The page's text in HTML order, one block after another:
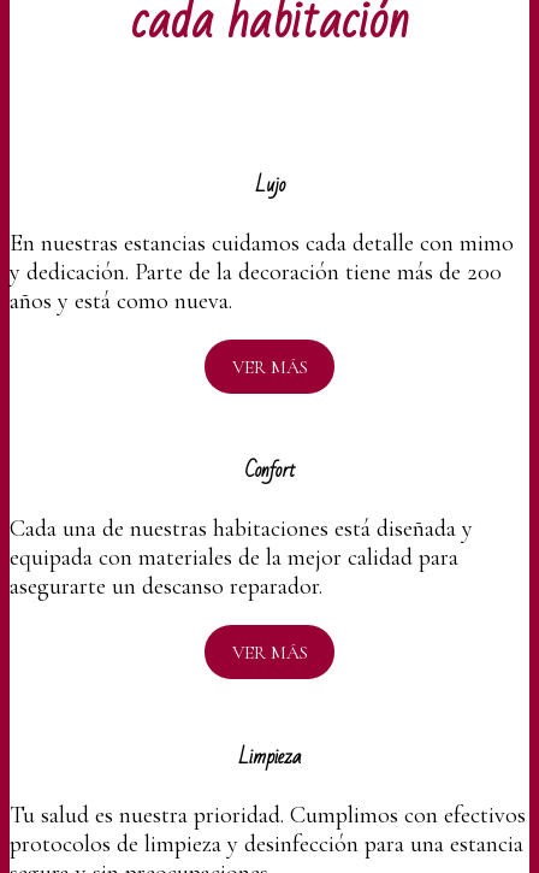
cada habitación
Lujo
En nuestras estancias cuidamos cada detalle con mimo
y dedicación. Parte de la decoración tiene más de 200
años y está como nueva.
VER MÁS
Confort
Cada una de nuestras habitaciones está diseñada y
equipada con materiales de la mejor calidad para
asegurarte un descanso reparador.
VER MÁS
Limpieza
Tu salud es nuestra prioridad. Cumplimos con efectivos
protocolos de limpieza y desinfección para una estancia